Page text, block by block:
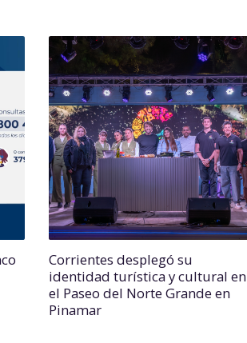
Corrientes desplegó su
identidad turística y cultural en
el Paseo del Norte Grande en
Pinamar